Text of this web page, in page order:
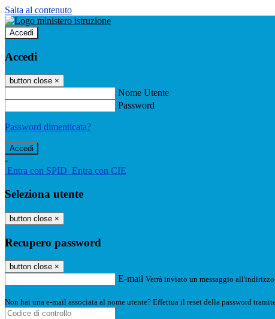
Salta al contenuto
Accedi
Accedi
button close ×
Nome Utente
Password
Password dimenticata?
-
Entra con SPID Entra con CIE
Seleziona utente
button close ×
Recupero password
button close ×
E-mail Verrà inviato un messaggio
Non hai una e-mail associata al nome utente? Effettua il reset della password